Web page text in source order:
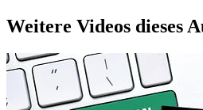
Weitere Videos dieses